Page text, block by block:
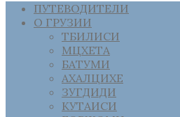
ПУТЕВОДИТЕЛИ
О ГРУЗИИ
ТБИЛИСИ
МЦХЕТА
БАТУМИ
АХАЛЦИХЕ
ЗУГДИДИ
КУТАИСИ